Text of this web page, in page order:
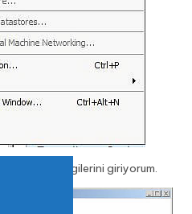
account bilgilerini giriyorum.